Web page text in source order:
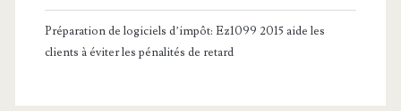
Préparation de logiciels d’impôt: Ez1099 2015 aide les
clients à éviter les pénalités de retard